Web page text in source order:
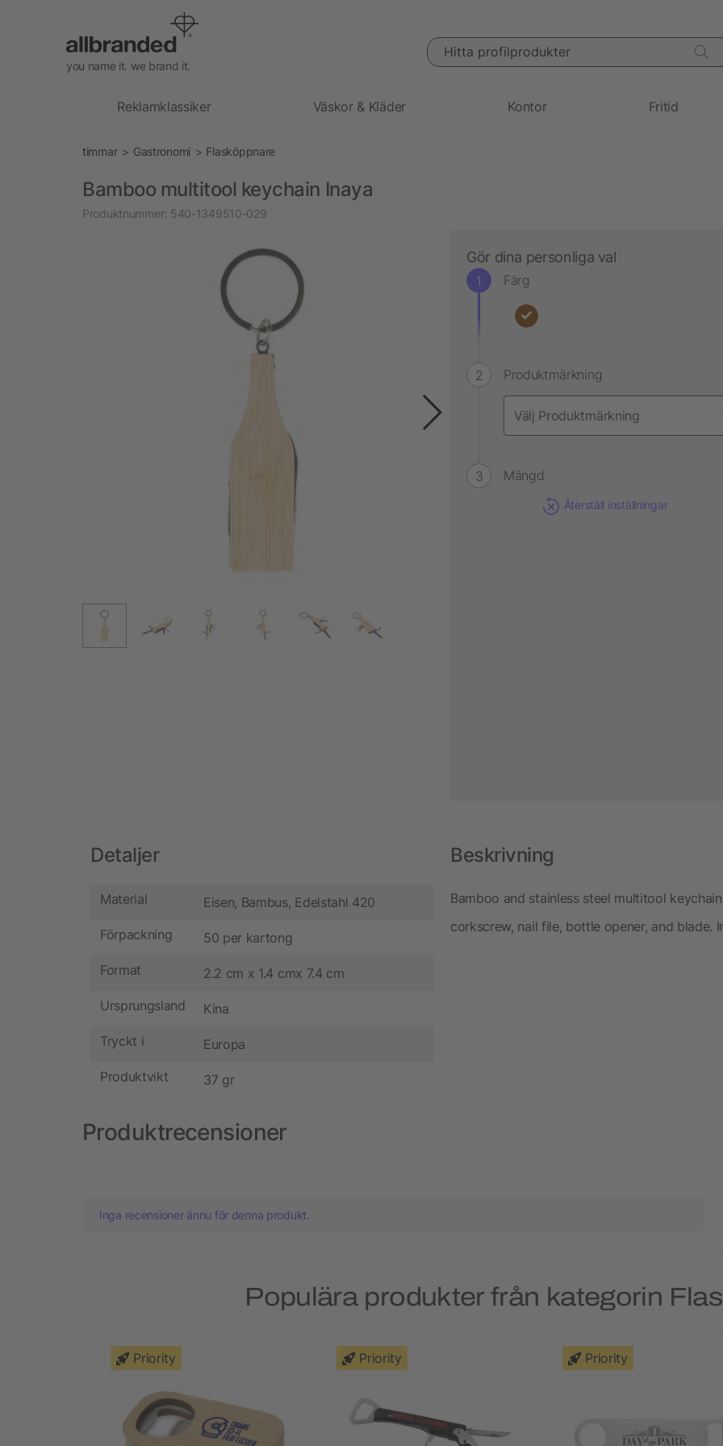
you name it. we brand it.
Hitta profilprodukter
Reklamklassiker Väskor & Kläder Kontor Fritid
timmar Gastronomi Flasköppnare
Bamboo multitool keychain Inaya
Produktnummer: 540-1349510-029
Gör dina personliga val
Färg
Produktmärkning
Mängd
Återställ inställningar
Detaljer
Material Eisen, Bambus, Edelstahl 420
Förpackning 50 per kartong
Format 2.2 cm x 1.4 cmx 7.4 cm
Ursprungsland Kina
Tryckt i Europa
Produktvikt 37 gr
Beskrivning
Bamboo and stainless steel multitool
corkscrew, nail file, bottle opener, and
Produktrecensioner
Inga recensioner ännu för denna produkt.
Populära produkter från kategorin
Priority Priority Priority